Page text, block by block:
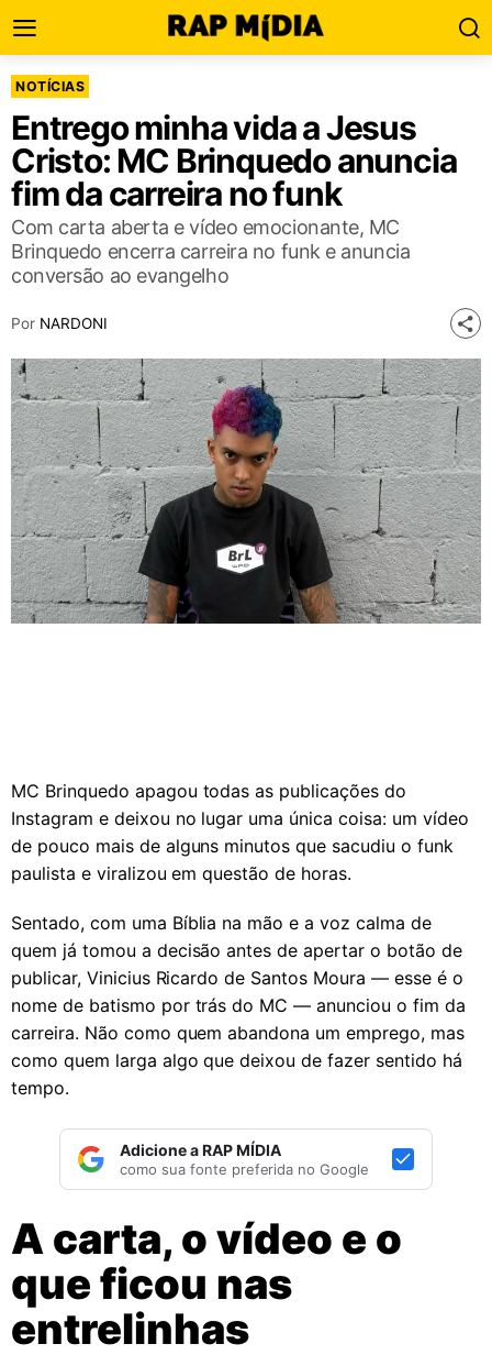
NOTÍCIAS
Entrego minha vida a Jesus
Cristo: MC Brinquedo anuncia
fim da carreira no funk
Com carta aberta e vídeo emocionante, MC
Brinquedo encerra carreira no funk e anuncia
conversão ao evangelho
Por NARDONI
MC Brinquedo apagou todas as publicações do
Instagram e deixou no lugar uma única coisa: um vídeo
de pouco mais de alguns minutos que sacudiu o funk
paulista e viralizou em questão de horas.
Sentado, com uma Bíblia na mão e a voz calma de
quem já tomou a decisão antes de apertar o botão de
publicar, Vinicius Ricardo de Santos Moura — esse é o
nome de batismo por trás do MC — anunciou o fim da
carreira. Não como quem abandona um emprego, mas
como quem larga algo que deixou de fazer sentido há
tempo.
Adicione a RAP MÍDIA
como sua fonte preferida no Google
A carta, o vídeo e o
que ficou nas
entrelinhas